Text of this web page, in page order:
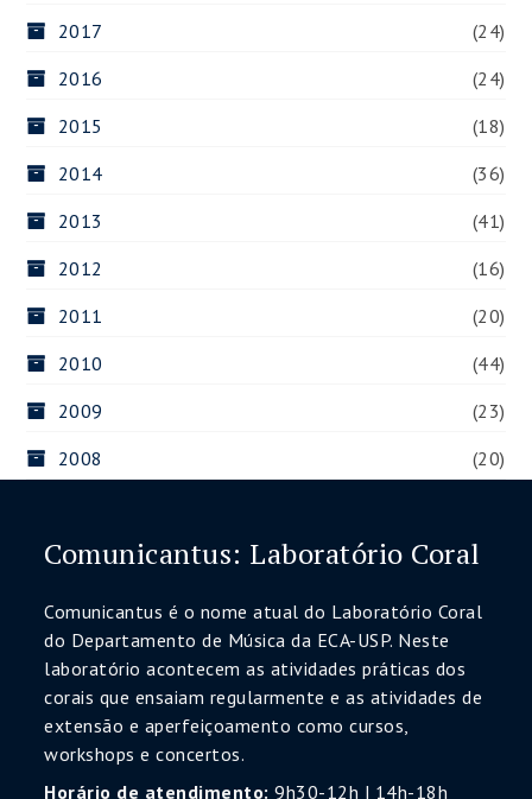
2017
(24)
2016
(24)
2015
(18)
2014
(36)
2013
(41)
2012
(16)
2011
(20)
2010
(44)
2009
(23)
2008
(20)
Comunicantus: Laboratório Coral
Comunicantus é o nome atual do Laboratório Coral
do Departamento de Música da ECA-USP. Neste
laboratório acontecem as atividades práticas dos
corais que ensaiam regularmente e as atividades de
extensão e aperfeiçoamento como cursos,
workshops e concertos.
Horário de atendimento: 9h30-12h | 14h-18h